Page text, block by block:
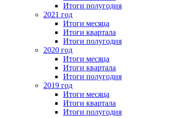
Итоги полугодия
2021 год
Итоги месяца
Итоги квартала
Итоги полугодия
2020 год
Итоги месяца
Итоги квартала
Итоги полугодия
2019 год
Итоги месяца
Итоги квартала
Итоги полугодия